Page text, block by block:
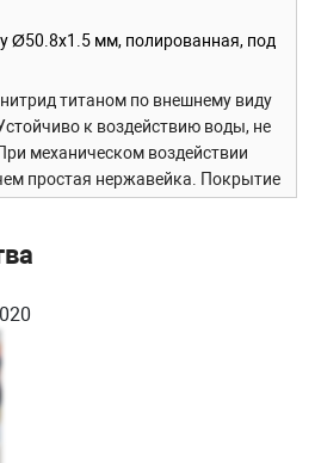
Ø50.8х1.5 мм, полированная, под
титаном по внешнему виду
к воздействию воды, не
механическом воздействии
простая нержавейка. Покрытие
богато и изящно,
для завершения поручня
крепится просто на клей